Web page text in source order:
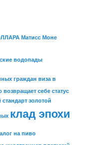
Матисс Моне
водопады
граждан виза в
возвращает себе статус
стандарт золотой
клад эпохи
на пиво